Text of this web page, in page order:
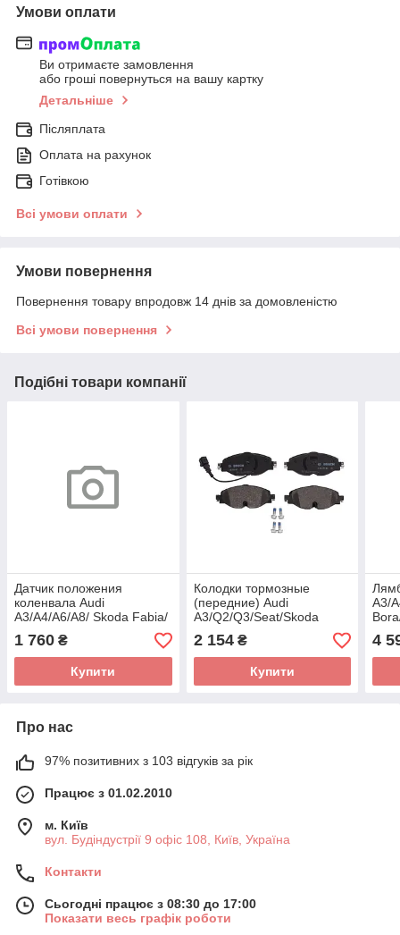
Умови оплати
Ви отримаєте замовлення
або гроші повернуться на вашу картку
Детальніше
Післяплата
Оплата на рахунок
Готівкою
Всі умови оплати
Умови повернення
Повернення товару впродовж 14 днів за домовленістю
Всі умови повернення
Подібні товари компанії
Датчик положения
коленвала Audi
A3/A4/A6/A8/ Skoda Fabia/
Octavia/VW Passat 1.6-3.0
96-10 0 261 210 147
1 760 ₴
Купити
Колодки тормозные
(передние) Audi
A3/Q2/Q3/Seat/Skoda
Octavia/Kodiaq/VW
Golf/Passat B8 12-
(+датчик) 0 986 494
2 154₴
Купити
A3/
99-
4
Про нас
97% позитивних з 103 відгуків за рік
Працює з 01.02.2010
м. Київ
вул. Будіндустрії 9 офіс 108, Київ, Україна
Контакти
Сьогодні працює з 08:30 до 17:00
Показати весь графік роботи